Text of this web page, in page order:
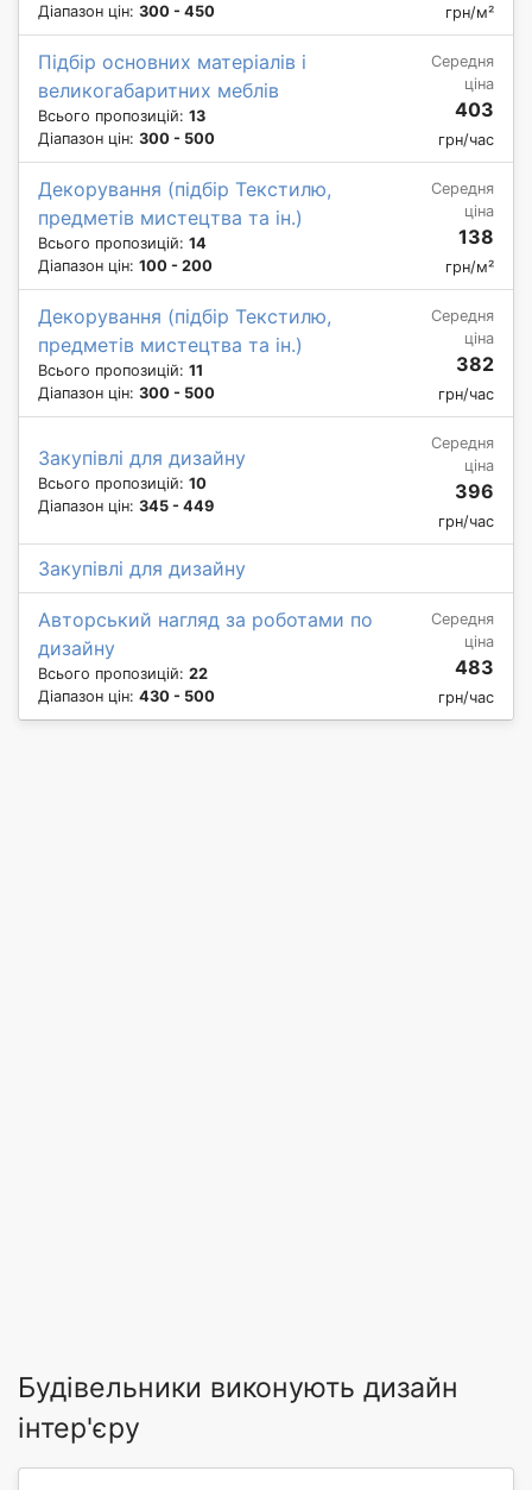
Діапазон цін: 300 - 450 грн/м²
Підбір основних матеріалів і
великогабаритних меблів
Всього пропозицій: 13
Діапазон цін: 300 - 500
Середня
ціна
403
грн/час
Декорування (підбір Текстилю,
предметів мистецтва та ін.)
Всього пропозицій: 14
Діапазон цін: 100 - 200
Середня
ціна
138
грн/м²
Декорування (підбір Текстилю,
предметів мистецтва та ін.)
Всього пропозицій: 11
Діапазон цін: 300 - 500
Середня
ціна
382
грн/час
Закупівлі для дизайну
Всього пропозицій: 10
Діапазон цін: 345 - 449
Середня
ціна
396
грн/час
Закупівлі для дизайну
Авторський нагляд за роботами по
дизайну
Всього пропозицій: 22
Діапазон цін: 430 - 500
Середня
ціна
483
грн/час
Будівельники виконують дизайн
інтер'єру